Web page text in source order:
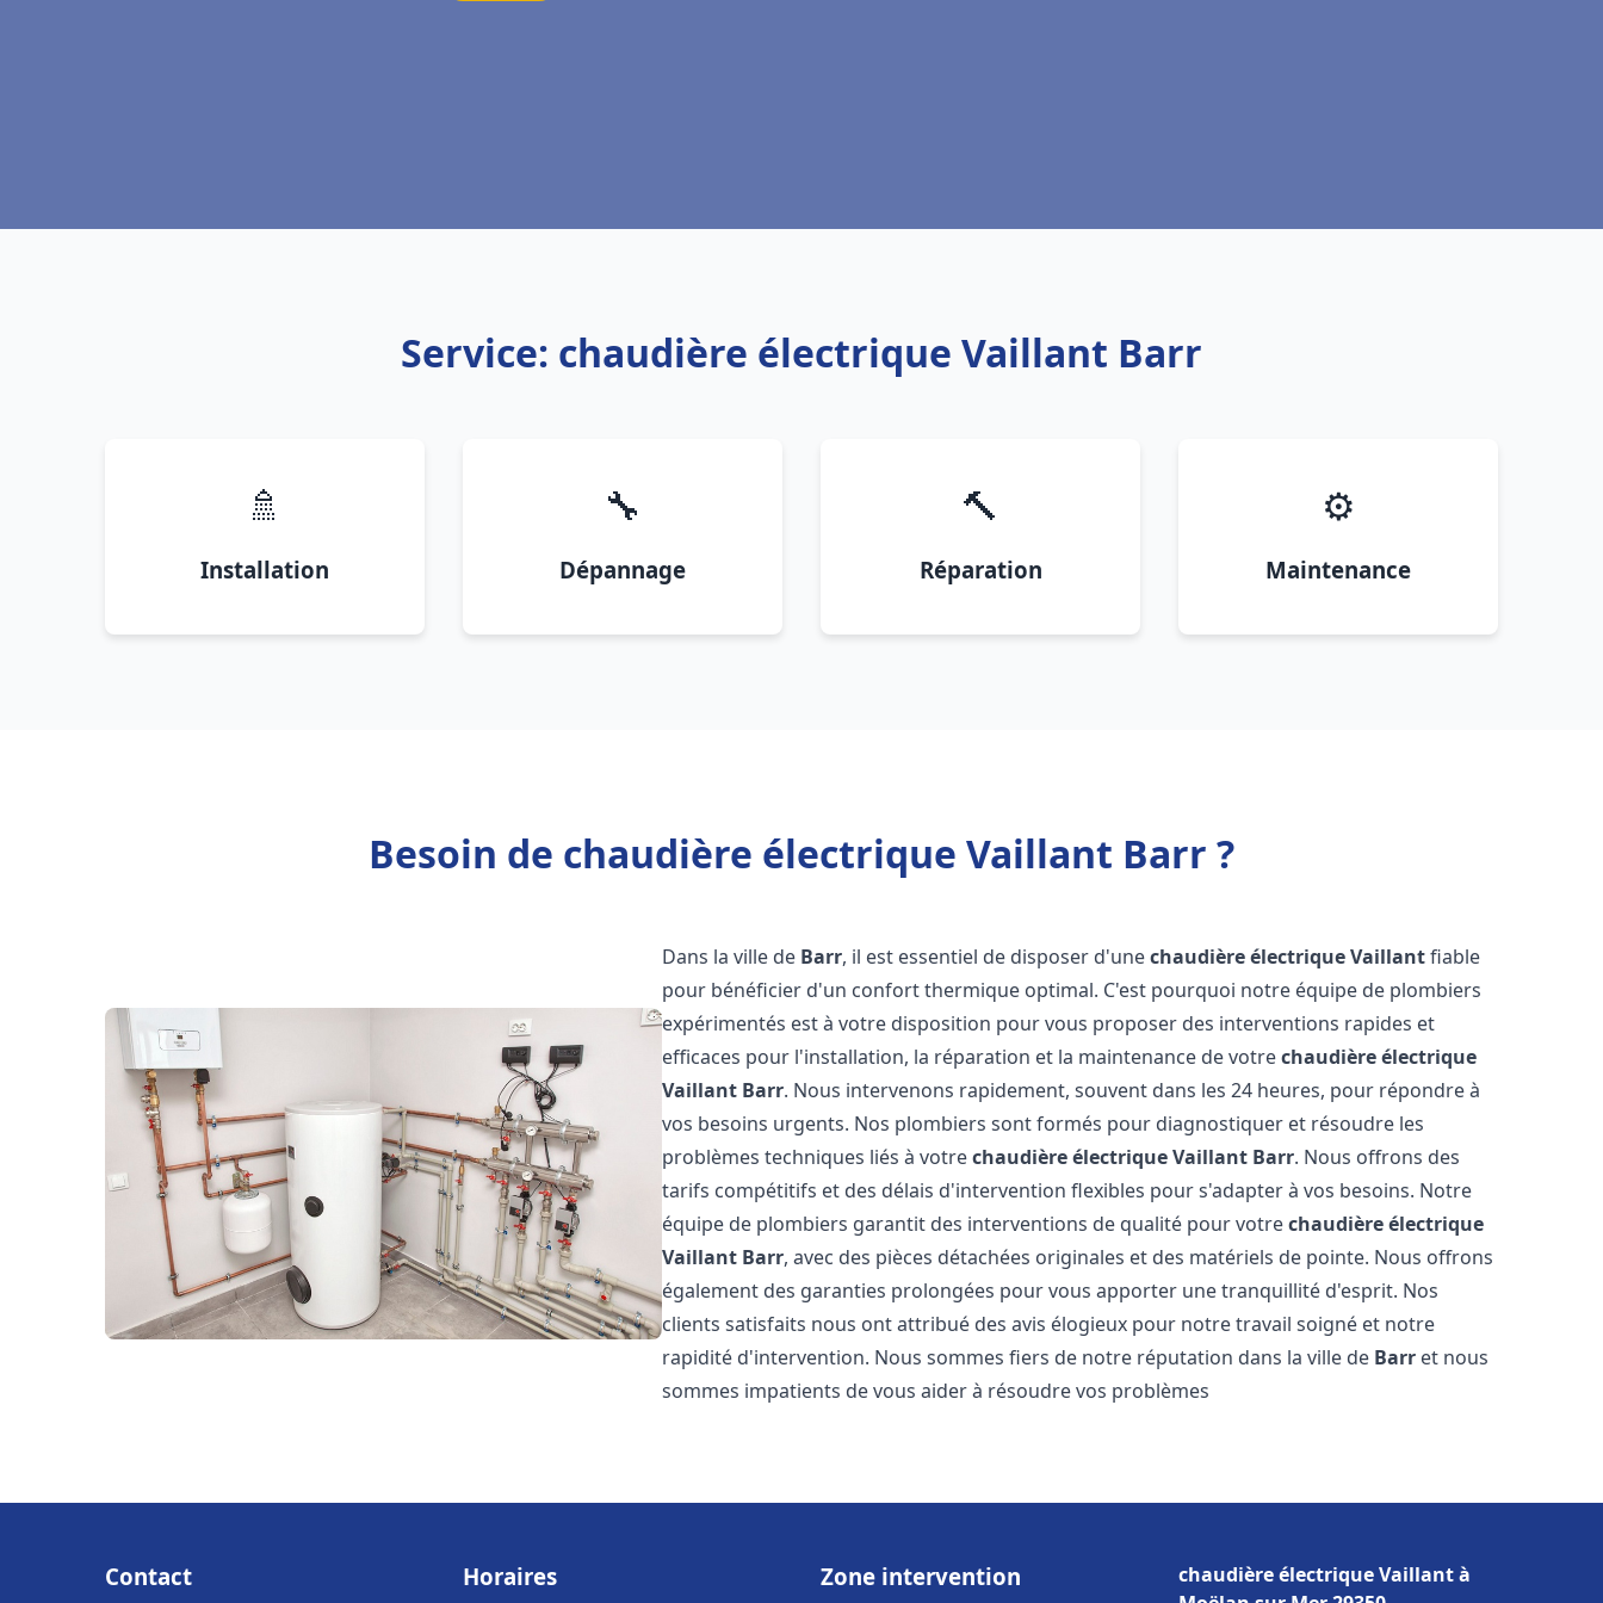
Service: chaudière électrique Vaillant Barr
🚿
Installation
🔧
Dépannage
🔨
Réparation
⚙️
Maintenance
Besoin de chaudière électrique Vaillant Barr ?
Dans la ville de Barr, il est essentiel de disposer d'unechaudière électrique Vaillantfiable
pour bénéficier d'un confort thermique optimal. C'est pourquoi notre équipe de plombiers
expérimentés est à votre disposition pour vous proposer des interventions rapides et
efficaces pour l'installation, la réparation et la maintenance de votrechaudière électrique
Vaillant Barr. Nous intervenons rapidement, souvent dans les 24 heures, pour répondre à
vos besoins urgents. Nos plombiers sont formés pour diagnostiquer et résoudre les
problèmes techniques liés à votrechaudière électrique Vaillant Barr. Nous offrons des
tarifs compétitifs et des délais d'intervention flexibles pour s'adapter à vos besoins. Notre
équipe de plombiers garantit des interventions de qualité pour votrechaudière électrique
Vaillant Barr, avec des pièces détachées originales et des matériels de pointe. Nous offrons
également des garanties prolongées pour vous apporter une tranquillité d'esprit. Nos
clients satisfaits nous ont attribué des avis élogieux pour notre travail soigné et notre
rapidité d'intervention. Nous sommes fiers de notre réputation dans la ville de Barr et nous
sommes impatients de vous aider à résoudre vos problèmes
Contact Horaires Zone intervention
chaudière électrique Vaillant à